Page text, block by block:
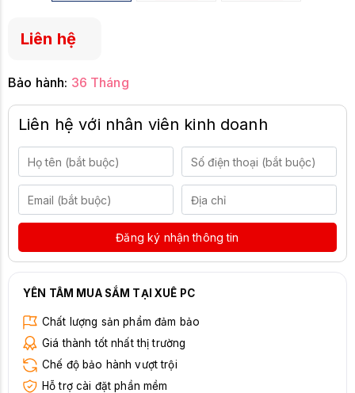
Liên hệ
Bảo hành: 36 Tháng
Liên hệ với nhân viên kinh doanh
Đăng ký nhận thông tin
YÊN TÂM MUA SẮM TẠI XUÊ PC
Chất lượng sản phẩm đảm bảo
Giá thành tốt nhất thị trường
Chế độ bảo hành vượt trội
Hỗ trợ cài đặt phần mềm